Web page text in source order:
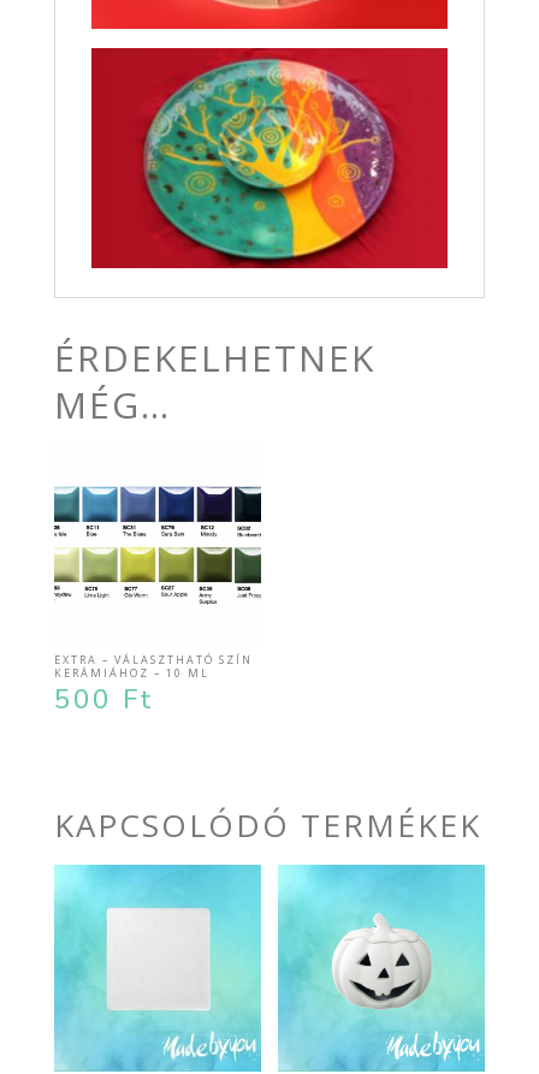
ÉRDEKELHETNEK
MÉG…
EXTRA – VÁLASZTHATÓ SZÍN
KERÁMIÁHOZ – 10 ML
500 Ft
KAPCSOLÓDÓ TERMÉKEK